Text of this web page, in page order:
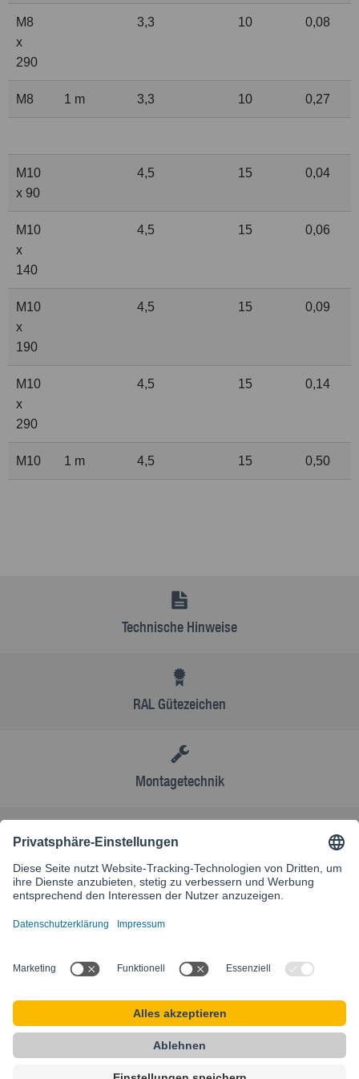
M8
x
290
3,3 10 0,08
M8 1 m 3,3 10 0,27
M10
x 90
4,5 15 0,04
M10
x
140
4,5 15 0,06
M10
x
190
4,5 15 0,09
M10
x
290
4,5 15 0,14
M10 1 m 4,5 15 0,50
Technische Hinweise
RAL Gütezeichen
Montagetechnik
Kontakt
SIKLA INTERNATIONAL